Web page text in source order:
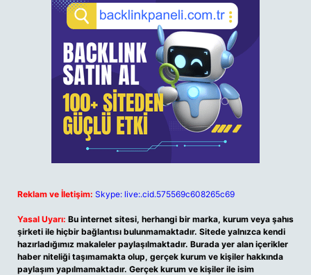
Reklam ve İletişim: Skype: live:.cid.575569c608265c69
Yasal Uyarı: Bu internet sitesi, herhangi bir marka, kurum veya şahıs
şirketi ile hiçbir bağlantısı bulunmamaktadır. Sitede yalnızca kendi
hazırladığımız makaleler paylaşılmaktadır. Burada yer alan içerikler
haber niteliği taşımamakta olup, gerçek kurum ve kişiler hakkında
paylaşım yapılmamaktadır. Gerçek kurum ve kişiler ile isim